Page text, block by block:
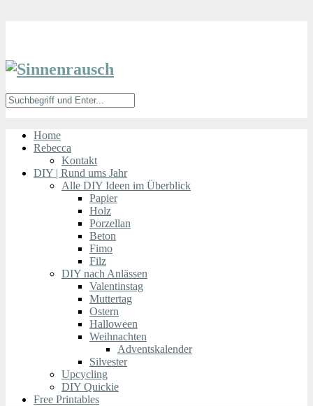
Home
Rebecca
Kontakt
DIY | Rund ums Jahr
Alle DIY Ideen im Überblick
Papier
Holz
Porzellan
Beton
Fimo
Filz
DIY nach Anlässen
Valentinstag
Muttertag
Ostern
Halloween
Weihnachten
Adventskalender
Silvester
Upcycling
DIY Quickie
Free Printables